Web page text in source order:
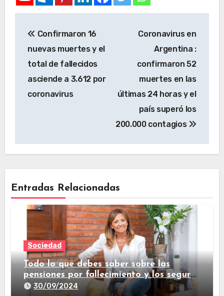
Confirmaron 16
nuevas muertes y el
total de fallecidos
asciende a 3.612 por
coronavirus
Coronavirus en
Argentina :
confirmaron 52
muertes en las
últimas 24 horas y el
país superó los
200.000 contagios
Entradas Relacionadas
Sociedad
Todo lo que debes saber sobre las
pensiones por fallecimiento y los seguros
de vida
30/09/2024